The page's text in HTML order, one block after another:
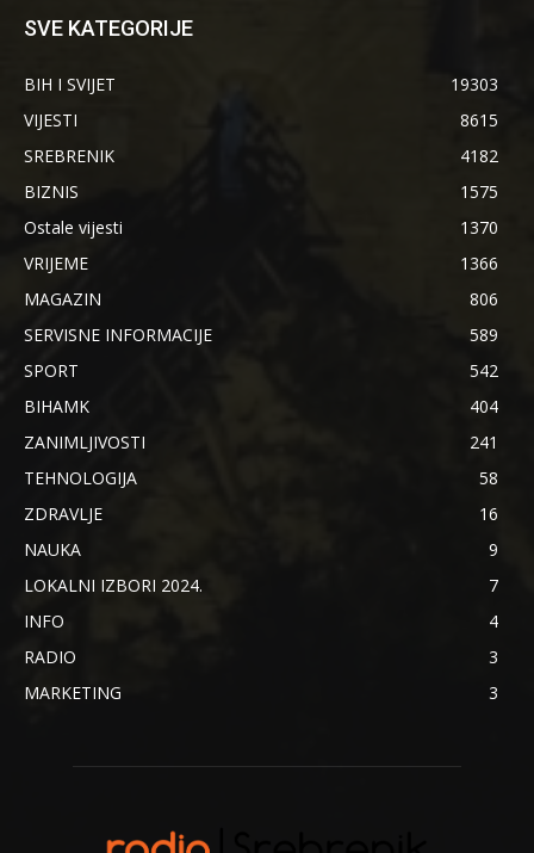
SVE KATEGORIJE
BIH I SVIJET
19303
VIJESTI
8615
SREBRENIK
4182
BIZNIS
1575
Ostale vijesti
1370
VRIJEME
1366
MAGAZIN
806
SERVISNE INFORMACIJE
589
SPORT
542
BIHAMK
404
ZANIMLJIVOSTI
241
TEHNOLOGIJA
58
ZDRAVLJE
16
NAUKA
9
LOKALNI IZBORI 2024.
7
INFO
4
RADIO
3
MARKETING
3